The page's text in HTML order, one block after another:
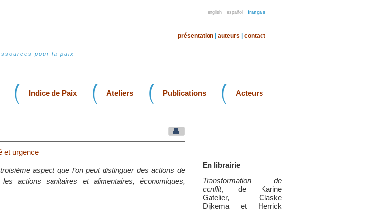
english español français
pour la paix
présentation auteurs contact
Indice de Paix Ateliers Publications Acteurs
En librairie
Transformation de
conflit, de Karine
Gatelier, Claske
Dijkema et Herrick
et urgence
aspect que l’on peut distinguer des actions de
actions sanitaires et alimentaires, économiques,